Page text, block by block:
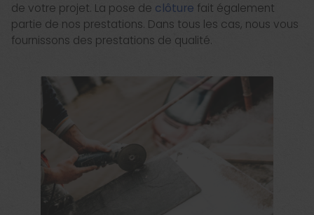
de votre projet. La pose de clôture fait également
partie de nos prestations. Dans tous les cas, nous vous
fournissons des prestations de qualité.